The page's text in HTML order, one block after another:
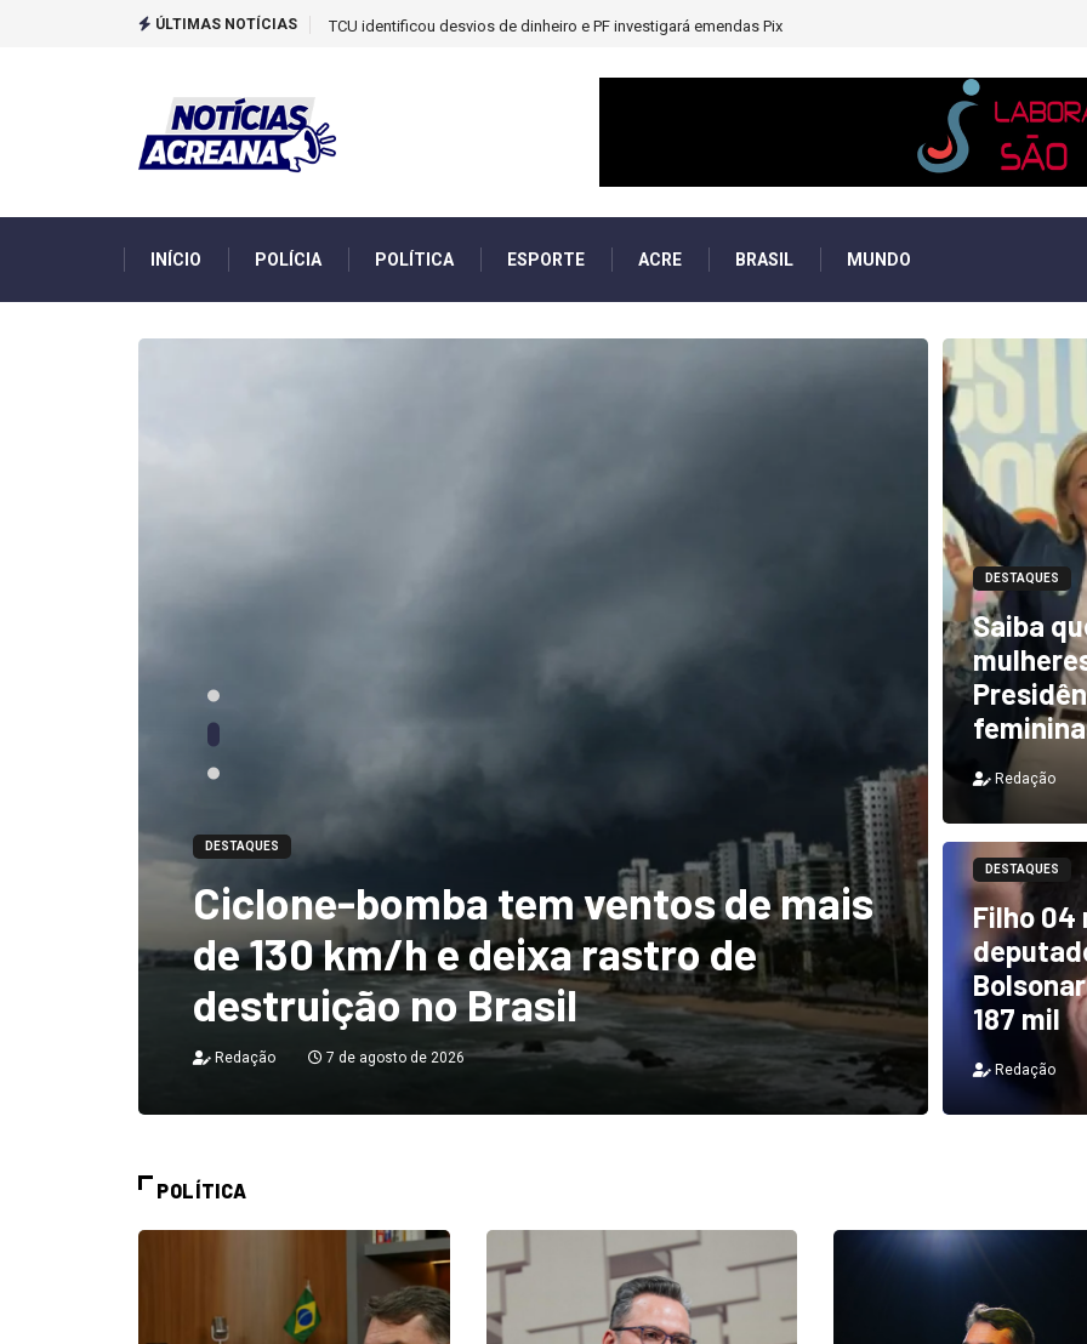
ÚLTIMAS NOTÍCIAS TCU identificou desvios de dinheiro e PF investigará emendas Pix
INÍCIO POLÍCIA POLÍTICA ESPORTE ACRE BRASIL MUNDO
DESTAQUES
Ciclone-bomba tem ventos de mais
de 130 km/h e deixa rastro de
destruição no Brasil
Redação 7 de agosto de 2026
TCU
e PF
DESTAQUES
Saiba
Redação
DESTAQUES
Filho 04
187 mil
Redação
POLÍTICA